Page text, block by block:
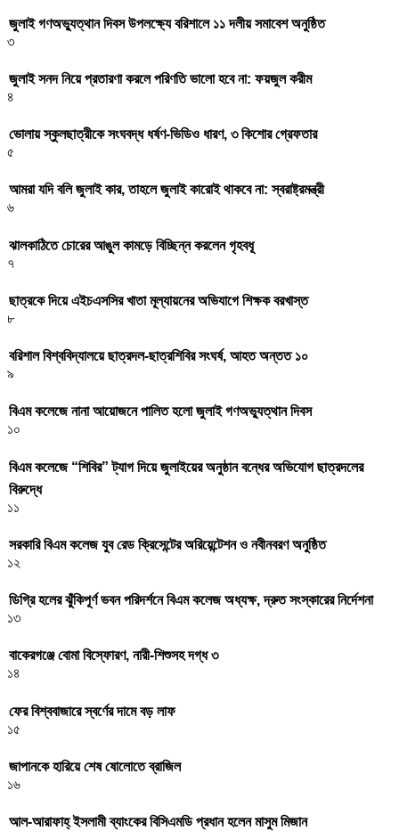
জুলাই গণঅভ্যুত্থান দিবস উপলক্ষ্যে বরিশালে ১১ দলীয় সমাবেশ অনুষ্ঠিত
৩
জুলাই সনদ নিয়ে প্রতারণা করলে পরিণতি ভালো হবে না: ফয়জুল করীম
৪
ভোলায় স্কুলছাত্রীকে সংঘবদ্ধ ধর্ষণ-ভিডিও ধারণ, ৩ কিশোর গ্রেফতার
৫
আমরা যদি বলি জুলাই কার, তাহলে জুলাই কারোই থাকবে না: স্বরাষ্ট্রমন্ত্রী
৬
ঝালকাঠিতে চোরের আঙুল কামড়ে বিচ্ছিন্ন করলেন গৃহবধূ
৭
ছাত্রকে দিয়ে এইচএসসির খাতা মূল্যায়নের অভিযাগে শিক্ষক বরখাস্ত
৮
বরিশাল বিশ্ববিদ্যালয়ে ছাত্রদল-ছাত্রশিবির সংঘর্ষ, আহত অন্তত ১০
৯
বিএম কলেজে নানা আয়োজনে পালিত হলো জুলাই গণঅভ্যুত্থান দিবস
১০
বিএম কলেজে “শিবির” ট্যাগ দিয়ে জুলাইয়ের অনুষ্ঠান বন্ধের অভিযোগ ছাত্রদলের
বিরুদ্ধে
১১
সরকারি বিএম কলেজ যুব রেড ক্রিসেন্টের অরিয়েন্টেশন ও নবীনবরণ অনুষ্ঠিত
১২
ডিগ্রি হলের ঝুঁকিপূর্ণ ভবন পরিদর্শনে বিএম কলেজ অধ্যক্ষ, দ্রুত সংস্কারের নির্দেশনা
১৩
বাকেরগঞ্জে বোমা বিস্ফোরণ, নারী-শিশুসহ দগ্ধ ৩
১৪
ফের বিশ্ববাজারে স্বর্ণের দামে বড় লাফ
১৫
জাপানকে হারিয়ে শেষ ষোলোতে ব্রাজিল
১৬
আল-আরাফাহ্ ইসলামী ব্যাংকের বিসিএমডি প্রধান হলেন মাসুম মিজান